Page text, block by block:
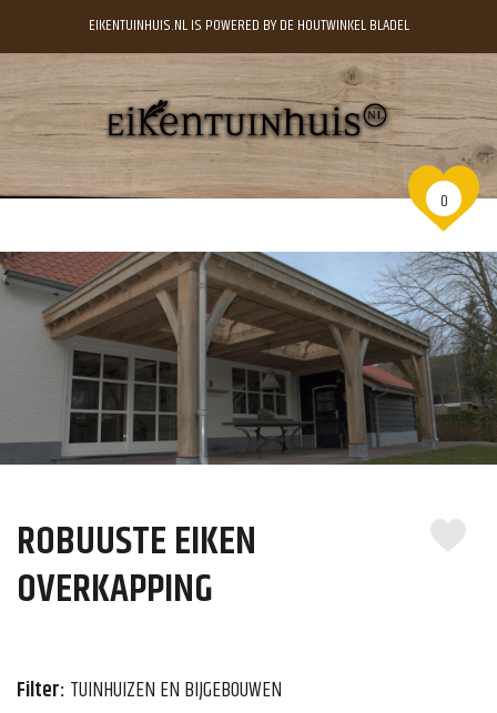
EIKENTUINHUIS.NL IS POWERED BY DE HOUTWINKEL BLADEL
0
ROBUUSTE EIKEN
OVERKAPPING
Filter: TUINHUIZEN EN BIJGEBOUWEN